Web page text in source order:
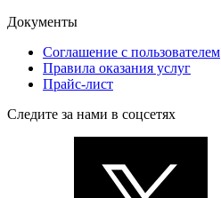
Документы
Соглашение с пользователем
Правила оказания услуг
Прайс-лист
Следите за нами в соцсетях